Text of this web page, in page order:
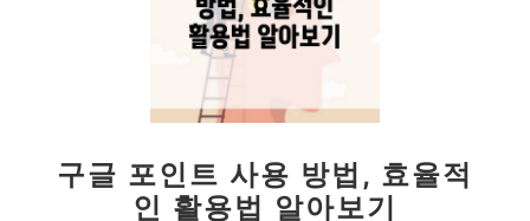
구글 포인트 사용 방법, 효율적
인 활용법 알아보기